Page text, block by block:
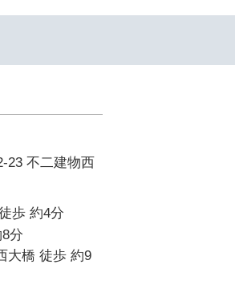
23 不二建物西
歩 約4分
分
大橋 徒歩 約9